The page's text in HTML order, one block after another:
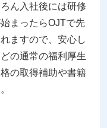
ん入社後には研修
まったらOJTで先
ますので、安心し
の通常の福利厚生
の取得補助や書籍